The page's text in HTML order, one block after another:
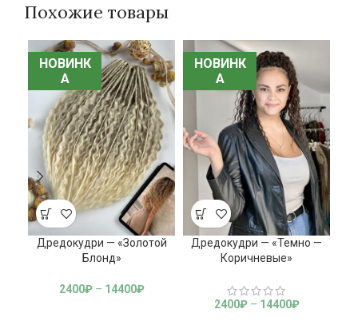
Похожие товары
НОВИНК
А
НОВИНК
А
Дредокудри — «Золотой
Блонд»
2400₽ – 14400₽
НОВИНК
А
НОВИНК
А
Дредокудри — «Темно —
Коричневые»
2400₽ – 14400₽